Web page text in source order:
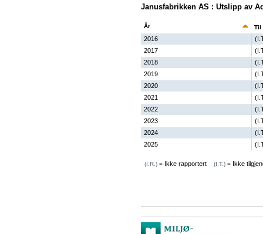
Janusfabrikken AS : Utslipp av
År
2016
2017
2018
2019
2020
2021
2022
2023
2024
2025
(I.R.) = Ikke rapportert (I.T.) = Ikke